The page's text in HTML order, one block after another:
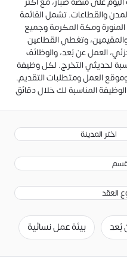
المدن والقطاعات. تشمل القائمة
ومكة المكرمة وجميع
وتغطي القطاعين
العمل عن بُعد، والوظائف
لحديثي التخرج. لكل وظيفة
العمل ومتطلبات التقديم.
المناسبة لك خلال دقائق
اختر المدينة
العقد
بُعد بيئة عمل نسائية